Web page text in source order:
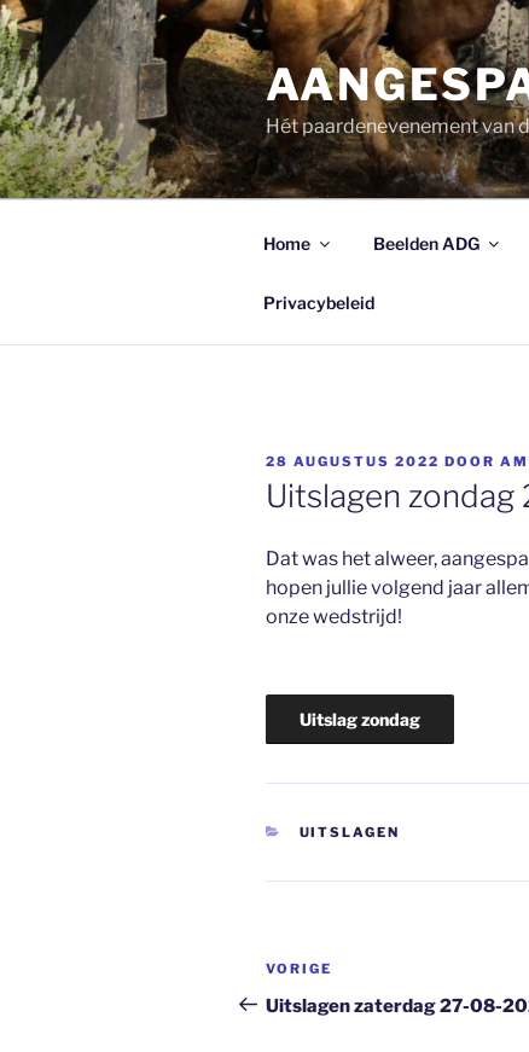
Ga
naar
de
inhoud
Hét paardenevenement van
Home Beelden ADG
Privacybeleid
GEPLAATST
OP
28 AUGUSTUS 2022 DOOR
Uitslagen
Dat was het alweer,
hopen jullie volgend jaar
onze wedstrijd!
Uitslag zondag
CATEGORIEËN
UITSLAGEN
Bericht
navigatie
Vorig
bericht
VORIGE
Uitslagen zaterdag 27-08-